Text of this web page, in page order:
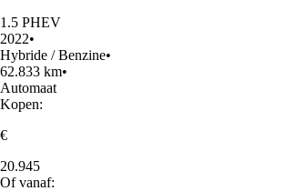
1.5 PHEV
2022•
Hybride / Benzine•
62.833 km•
Automaat
Kopen:
€
20.945
Of vanaf: